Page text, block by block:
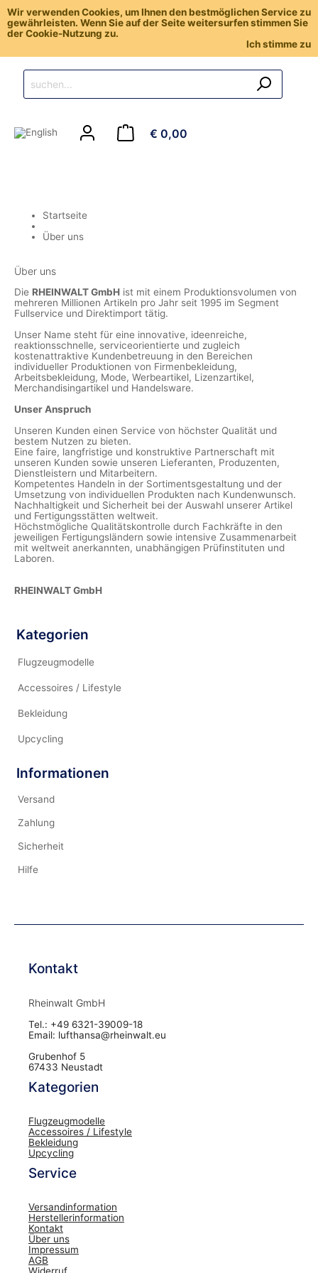
Wir verwenden Cookies, um Ihnen den bestmöglichen Service zu
gewährleisten. Wenn Sie auf der Seite weitersurfen stimmen Sie
der Cookie-Nutzung zu.
Ich stimme zu
€ 0,00
Startseite
Über uns
Über uns
Die RHEINWALT GmbH ist mit einem Produktionsvolumen von
mehreren Millionen Artikeln pro Jahr seit 1995 im Segment
Fullservice und Direktimport tätig.
Unser Name steht für eine innovative, ideenreiche,
reaktionsschnelle, serviceorientierte und zugleich
kostenattraktive Kundenbetreuung in den Bereichen
individueller Produktionen von Firmenbekleidung,
Arbeitsbekleidung, Mode, Werbeartikel, Lizenzartikel,
Merchandisingartikel und Handelsware.
Unser Anspruch
Unseren Kunden einen Service von höchster Qualität und
bestem Nutzen zu bieten.
Eine faire, langfristige und konstruktive Partnerschaft mit
unseren Kunden sowie unseren Lieferanten, Produzenten,
Dienstleistern und Mitarbeitern.
Kompetentes Handeln in der Sortimentsgestaltung und der
Umsetzung von individuellen Produkten nach Kundenwunsch.
Nachhaltigkeit und Sicherheit bei der Auswahl unserer Artikel
und Fertigungsstätten weltweit.
Höchstmögliche Qualitätskontrolle durch Fachkräfte in den
jeweiligen Fertigungsländern sowie intensive Zusammenarbeit
mit weltweit anerkannten, unabhängigen Prüfinstituten und
Laboren.
RHEINWALT GmbH
Kategorien
Flugzeugmodelle
Accessoires / Lifestyle
Bekleidung
Upcycling
Informationen
Versand
Zahlung
Sicherheit
Hilfe
Kontakt
Rheinwalt GmbH
Tel.: +49 6321-39009-18
Email: lufthansa@rheinwalt.eu
Grubenhof 5
67433 Neustadt
Kategorien
Flugzeugmodelle
Accessoires / Lifestyle
Bekleidung
Upcycling
Service
Versandinformation
Herstellerinformation
Kontakt
Über uns
Impressum
AGB